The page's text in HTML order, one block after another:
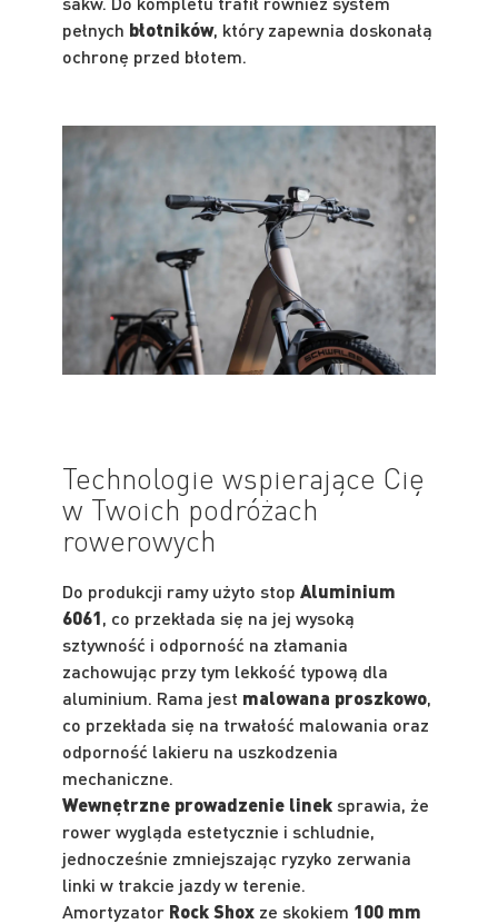
pełnych błotników, który zapewnia doskonałą
ochronę przed błotem.
Technologie wspierające Cię
w Twoich podróżach
rowerowych
Do produkcji ramy użyto stop Aluminium
6061, co przekłada się na jej wysoką
sztywność i odporność na złamania
zachowując przy tym lekkość typową dla
aluminium. Rama jest malowana proszkowo,
co przekłada się na trwałość malowania oraz
odporność lakieru na uszkodzenia
mechaniczne.
Wewnętrzne prowadzenie lineksprawia, że
rower wygląda estetycznie i schludnie,
jednocześnie zmniejszając ryzyko zerwania
linki w trakcie jazdy w terenie.
Amortyzator Rock Shox ze skokiem 100 mm